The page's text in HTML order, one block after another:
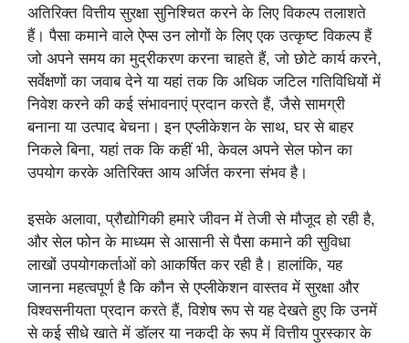
अतिरिक्त वित्तीय सुरक्षा सुनिश्चित करने के लिए विकल्प तलाशते
हैं। पैसा कमाने वाले ऐप्स उन लोगों के लिए एक उत्कृष्ट विकल्प हैं
जो अपने समय का मुद्रीकरण करना चाहते हैं, जो छोटे कार्य करने,
सर्वेक्षणों का जवाब देने या यहां तक कि अधिक जटिल गतिविधियों में
निवेश करने की कई संभावनाएं प्रदान करते हैं, जैसे सामग्री
बनाना या उत्पाद बेचना। इन एप्लीकेशन के साथ, घर से बाहर
निकले बिना, यहां तक कि कहीं भी, केवल अपने सेल फोन का
उपयोग करके अतिरिक्त आय अर्जित करना संभव है।
इसके अलावा, प्रौद्योगिकी हमारे जीवन में तेजी से मौजूद हो रही है,
और सेल फोन के माध्यम से आसानी से पैसा कमाने की सुविधा
लाखों उपयोगकर्ताओं को आकर्षित कर रही है। हालांकि, यह
जानना महत्वपूर्ण है कि कौन से एप्लीकेशन वास्तव में सुरक्षा और
विश्वसनीयता प्रदान करते हैं, विशेष रूप से यह देखते हुए कि उनमें
से कई सीधे खाते में डॉलर या नकदी के रूप में वित्तीय पुरस्कार के